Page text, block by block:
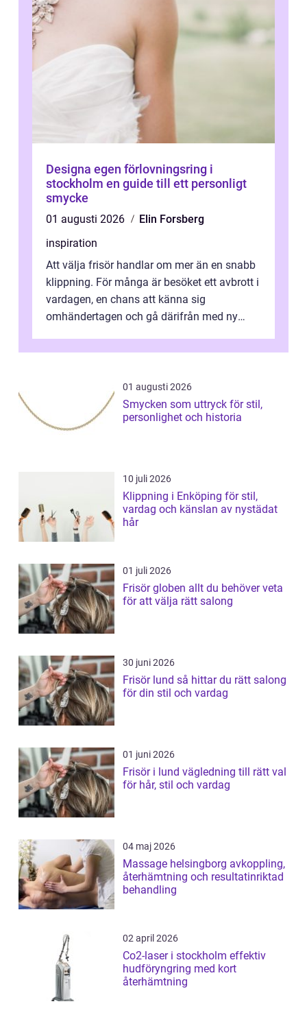
Designa egen förlovningsring i
stockholm en guide till ett personligt
smycke
01 augusti 2026
Elin Forsberg
inspiration
Att välja frisör handlar om mer än en snabb
klippning. För många är besöket ett avbrott i
vardagen, en chans att känna sig
omhändertagen och gå därifrån med ny
01 augusti 2026
Smycken som uttryck för stil,
personlighet och historia
10 juli 2026
Klippning i Enköping för stil,
vardag och känslan av nystädat
hår
01 juli 2026
Frisör globen allt du behöver veta
för att välja rätt salong
30 juni 2026
Frisör lund så hittar du rätt salong
för din stil och vardag
01 juni 2026
Frisör i lund vägledning till rätt val
för hår, stil och vardag
04 maj 2026
Massage helsingborg avkoppling,
återhämtning och resultatinriktad
behandling
02 april 2026
Co2-laser i stockholm effektiv
hudföryngring med kort
återhämtning